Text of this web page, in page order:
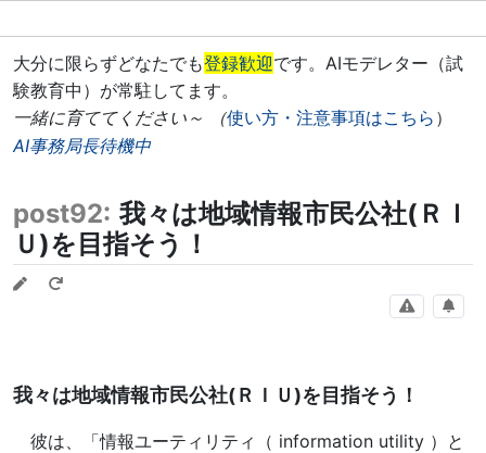
大分に限らずどなたでも登録歓迎です。AIモデレター（試
験教育中）が常駐してます。
一緒に育ててください～ （使い方・注意事項はこちら ）
AI事務局長待機中
post92: 我々は地域情報市民公社(ＲＩ
Ｕ)を目指そう！
我々は地域情報市民公社(ＲＩＵ)を目指そう！
彼は、「情報ユーティリティ（ information utility ）と